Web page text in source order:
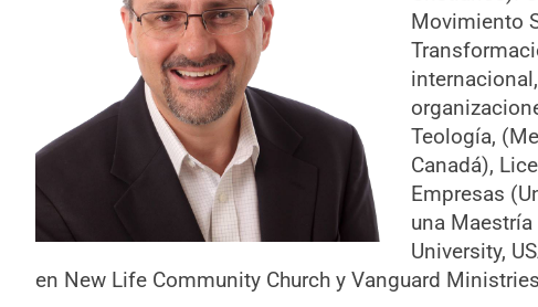
Movimiento
Teología,
Canadá),
Empresas
una
University,
en New Life Community Church y Vanguard